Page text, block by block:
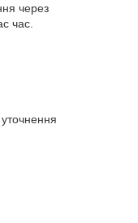
через
час.